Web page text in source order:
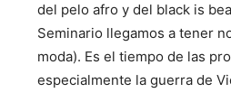
del pelo afro y del black is
Seminario llegamos a tener
moda). Es el tiempo de las
especialmente la guerra de